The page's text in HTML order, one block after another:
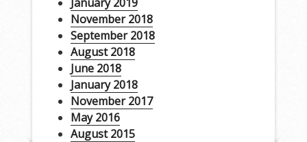
November 2018
September 2018
August 2018
June 2018
January 2018
November 2017
May 2016
August 2015